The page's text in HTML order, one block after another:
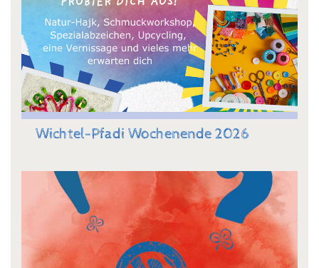
Wichtel-Pfadi Wochenende 2026